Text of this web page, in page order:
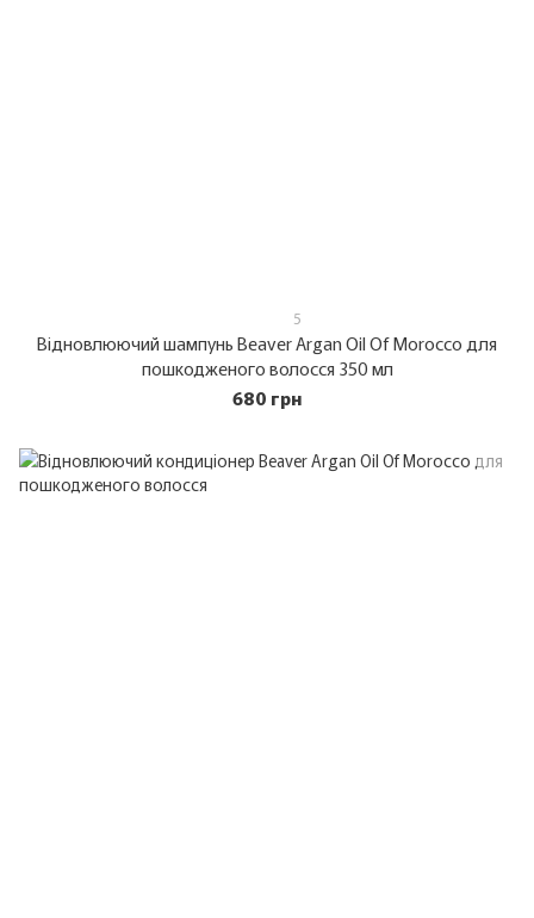
5
Відновлюючий шампунь Beaver Argan Oil Of Morocco для
пошкодженого волосся 350 мл
680 грн